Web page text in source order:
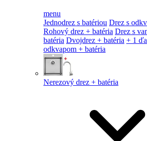
menu
Jednodrez s batériou Drez s
Rohový drez + batéria Drez s
batéria Dvojdrez + batéria + 1
odkvapom + batéria
Nerezový drez + batéria